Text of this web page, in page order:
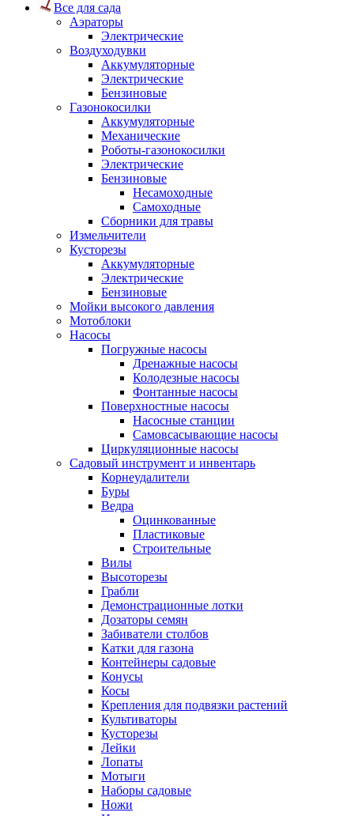
Все для сада
Аэраторы
Электрические
Воздуходувки
Аккумуляторные
Электрические
Бензиновые
Газонокосилки
Аккумуляторные
Механические
Роботы-газонокосилки
Электрические
Бензиновые
Несамоходные
Самоходные
Сборники для травы
Измельчители
Кусторезы
Аккумуляторные
Электрические
Бензиновые
Мойки высокого давления
Мотоблоки
Насосы
Погружные насосы
Дренажные насосы
Колодезные насосы
Фонтанные насосы
Поверхностные насосы
Насосные станции
Самовсасывающие насосы
Циркуляционные насосы
Садовый инструмент и инвентарь
Корнеудалители
Буры
Ведра
Оцинкованные
Пластиковые
Строительные
Вилы
Высоторезы
Грабли
Демонстрационные лотки
Дозаторы семян
Забиватели столбов
Катки для газона
Контейнеры садовые
Конусы
Косы
Крепления для подвязки растений
Культиваторы
Кусторезы
Лейки
Лопаты
Мотыги
Наборы садовые
Ножи